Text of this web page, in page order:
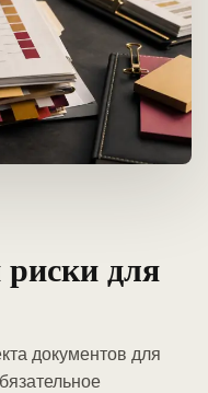
для
документов для